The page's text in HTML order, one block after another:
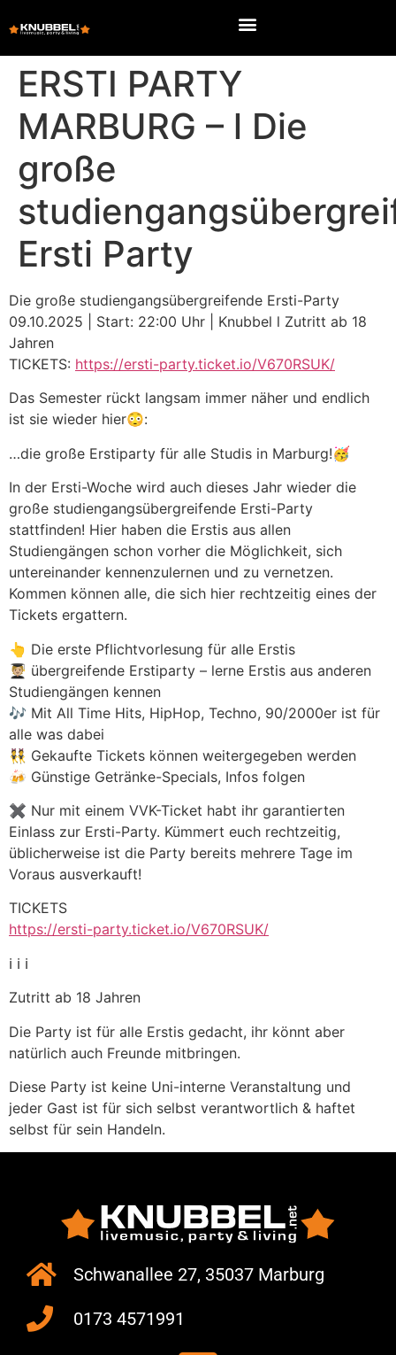
ERSTI PARTY
MARBURG – l Die
große
Ersti Party
Die große studiengangsübergreifende Ersti-Party
09.10.2025 | Start: 22:00 Uhr | Knubbel l Zutritt ab 18
Jahren
TICKETS: https://ersti-party.ticket.io/V670RSUK/
Das Semester rückt langsam immer näher und endlich
ist sie wieder hier😳:
…die große Erstiparty für alle Studis in Marburg!🥳
In der Ersti-Woche wird auch dieses Jahr wieder die
große studiengangsübergreifende Ersti-Party
stattfinden! Hier haben die Erstis aus allen
Studiengängen schon vorher die Möglichkeit, sich
untereinander kennenzulernen und zu vernetzen.
Kommen können alle, die sich hier rechtzeitig eines der
Tickets ergattern.
👆 Die erste Pflichtvorlesung für alle Erstis
🧑🏼‍🎓 übergreifende Erstiparty – lerne Erstis aus anderen
Studiengängen kennen
🎶 Mit All Time Hits, HipHop, Techno, 90/2000er ist für
alle was dabei
👯 Gekaufte Tickets können weitergegeben werden
🍻 Günstige Getränke-Specials, Infos folgen
✖️ Nur mit einem VVK-Ticket habt ihr garantierten
Einlass zur Ersti-Party. Kümmert euch rechtzeitig,
üblicherweise ist die Party bereits mehrere Tage im
Voraus ausverkauft!
TICKETS
https://ersti-party.ticket.io/V670RSUK/
ℹ️ ℹ️ ℹ️
Zutritt ab 18 Jahren
Die Party ist für alle Erstis gedacht, ihr könnt aber
natürlich auch Freunde mitbringen.
Diese Party ist keine Uni-interne Veranstaltung und
jeder Gast ist für sich selbst verantwortlich & haftet
selbst für sein Handeln.
Schwanallee 27, 35037 Marburg
0173 4571991